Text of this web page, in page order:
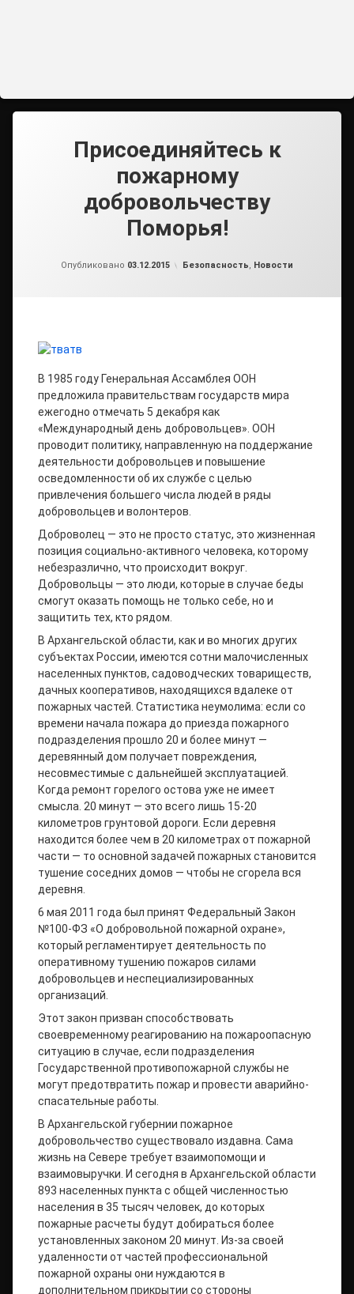
Присоединяйтесь к
пожарному
добровольчеству
Поморья!
Опубликовано 03.12.2015 Рубрики:
Безопасность, Новости
В 1985 году Генеральная Ассамблея ООН
предложила правительствам государств мира
ежегодно отмечать 5 декабря как
«Международный день добровольцев». ООН
проводит политику, направленную на поддержание
деятельности добровольцев и повышение
осведомленности об их службе с целью
привлечения большего числа людей в ряды
добровольцев и волонтеров.
Доброволец — это не просто статус, это жизненная
позиция социально-активного человека, которому
небезразлично, что происходит вокруг.
Добровольцы — это люди, которые в случае беды
смогут оказать помощь не только себе, но и
защитить тех, кто рядом.
В Архангельской области, как и во многих других
субъектах России, имеются сотни малочисленных
населенных пунктов, садоводческих товариществ,
дачных кооперативов, находящихся вдалеке от
пожарных частей. Статистика неумолима: если со
времени начала пожара до приезда пожарного
подразделения прошло 20 и более минут —
деревянный дом получает повреждения,
несовместимые с дальнейшей эксплуатацией.
Когда ремонт горелого остова уже не имеет
смысла. 20 минут — это всего лишь 15-20
километров грунтовой дороги. Если деревня
находится более чем в 20 километрах от пожарной
части — то основной задачей пожарных становится
тушение соседних домов — чтобы не сгорела вся
деревня.
6 мая 2011 года был принят Федеральный Закон
№100-ФЗ «О добровольной пожарной охране»,
который регламентирует деятельность по
оперативному тушению пожаров силами
добровольцев и неспециализированных
организаций.
Этот закон призван способствовать
своевременному реагированию на пожароопасную
ситуацию в случае, если подразделения
Государственной противопожарной службы не
могут предотвратить пожар и провести аварийно-
спасательные работы.
В Архангельской губернии пожарное
добровольчество существовало издавна. Сама
жизнь на Севере требует взаимопомощи и
взаимовыручки. И сегодня в Архангельской области
893 населенных пункта с общей численностью
населения в 35 тысяч человек, до которых
пожарные расчеты будут добираться более
установленных законом 20 минут. Из-за своей
удаленности от частей профессиональной
пожарной охраны они нуждаются в
дополнительном прикрытии со стороны